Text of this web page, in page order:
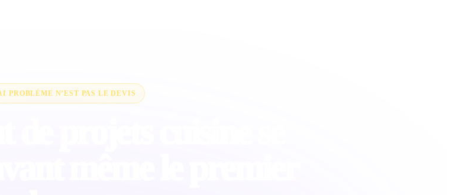
PROBLÈME N’EST PAS LE DEVIS